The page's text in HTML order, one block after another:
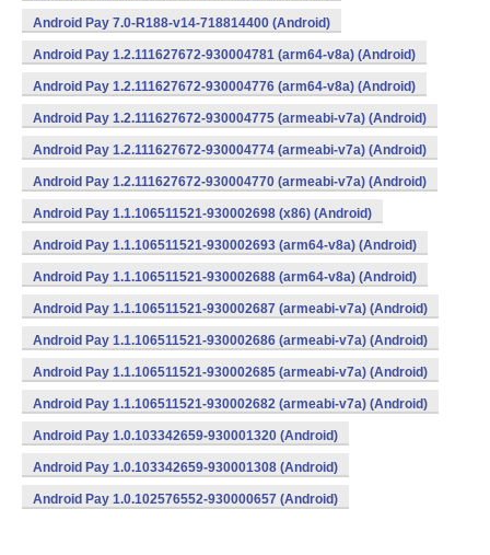
Android Pay 7.0-R188-v14-718814400 (Android)
Android Pay 1.2.111627672-930004781 (arm64-v8a) (Android)
Android Pay 1.2.111627672-930004776 (arm64-v8a) (Android)
Android Pay 1.2.111627672-930004775 (armeabi-v7a) (Android)
Android Pay 1.2.111627672-930004774 (armeabi-v7a) (Android)
Android Pay 1.2.111627672-930004770 (armeabi-v7a) (Android)
Android Pay 1.1.106511521-930002698 (x86) (Android)
Android Pay 1.1.106511521-930002693 (arm64-v8a) (Android)
Android Pay 1.1.106511521-930002688 (arm64-v8a) (Android)
Android Pay 1.1.106511521-930002687 (armeabi-v7a) (Android)
Android Pay 1.1.106511521-930002686 (armeabi-v7a) (Android)
Android Pay 1.1.106511521-930002685 (armeabi-v7a) (Android)
Android Pay 1.1.106511521-930002682 (armeabi-v7a) (Android)
Android Pay 1.0.103342659-930001320 (Android)
Android Pay 1.0.103342659-930001308 (Android)
Android Pay 1.0.102576552-930000657 (Android)